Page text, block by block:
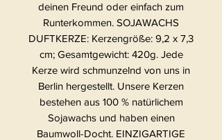
deinen Freund oder einfach zum
Runterkommen. SOJAWACHS
DUFTKERZE: Kerzengröße: 9,2 x 7,3
cm; Gesamtgewicht: 420g. Jede
Kerze wird schmunzelnd von uns in
Berlin hergestellt. Unsere Kerzen
bestehen aus 100 % natürlichem
Sojawachs und haben einen
Baumwoll-Docht. EINZIGARTIGE